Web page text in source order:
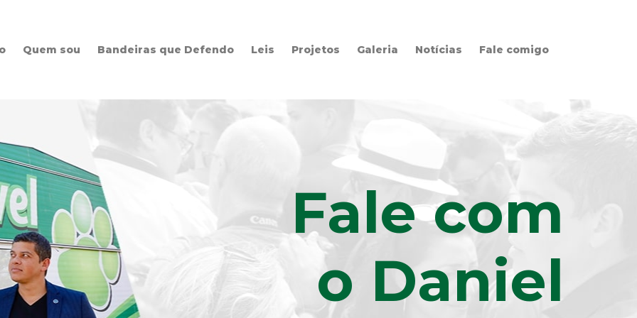
Quem sou Bandeiras que Defendo Leis Projetos Galeria Notícias Fale comigo
Fale com
o Daniel